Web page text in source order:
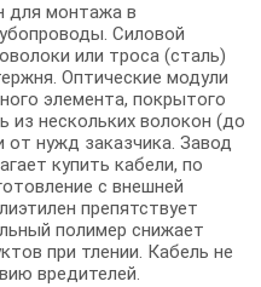
для монтажа в
Силовой
или троса (сталь)
Оптические модули
элемента, покрытого
из нескольких волокон (до
нужд заказчика. Завод
купить кабели, по
с внешней
препятствует
полимер снижает
при тлении. Кабель не
вредителей.